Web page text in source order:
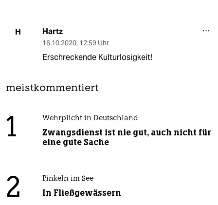
H Hartz
16.10.2020, 12:59 Uhr
Erschreckende Kulturlosigkeit!
meistkommentiert
1 Wehrplicht in Deutschland
Zwangsdienst ist nie gut, auch nicht für
eine gute Sache
2 Pinkeln im See
In Fließgewässern